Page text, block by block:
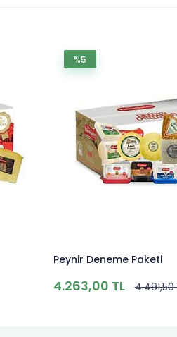
Peynir Deneme Paketi
4.263,00 TL 4.491,50
%5